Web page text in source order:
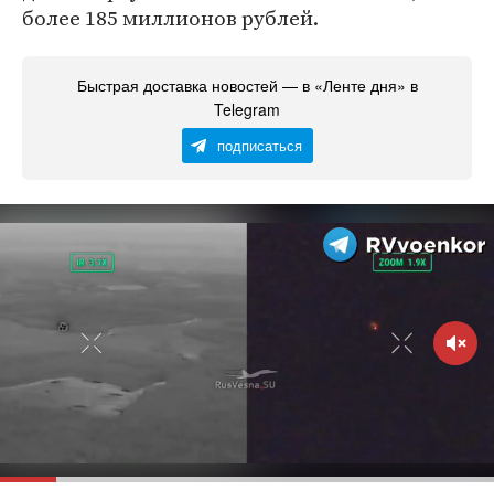
более 185 миллионов рублей.
Быстрая доставка новостей — в «Ленте дня» в
Telegram
подписаться